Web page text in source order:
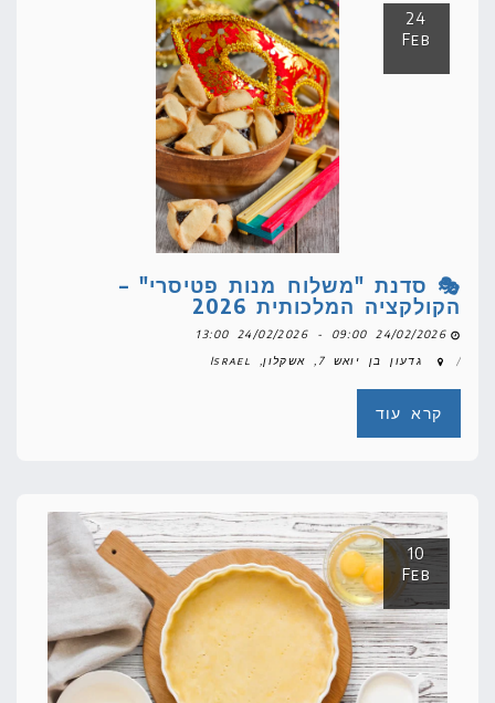
24
Feb
🎭 סדנת "משלוח מנות פטיסרי" –
הקולקציה המלכותית 2026
24/02/2026 09:00 - 24/02/2026 13:00
גדעון בן יואש 7, אשקלון, Israel
קרא עוד
10
Feb